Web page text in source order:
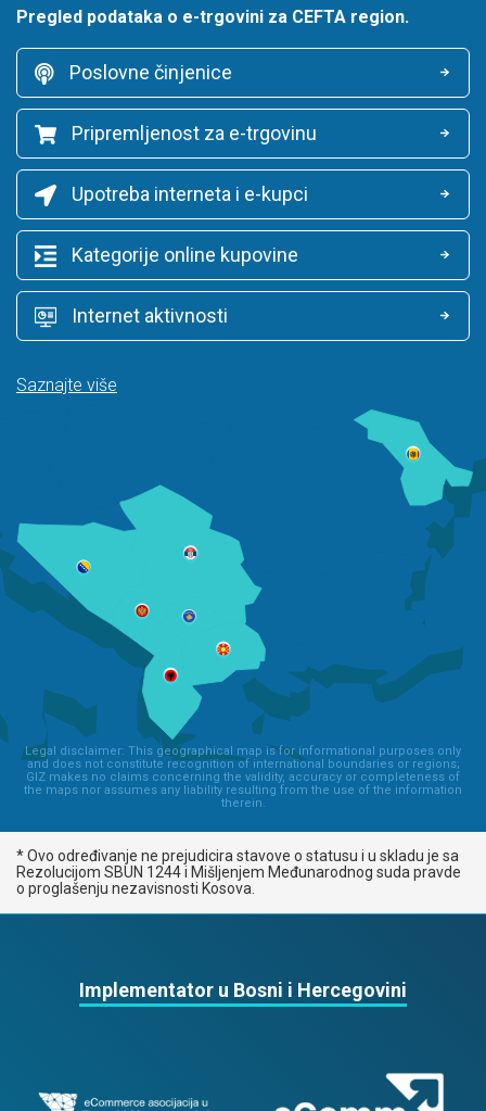
Legal disclaimer: This geographical map is for informational purposes only
and does not constitute recognition of international boundaries or regions;
GIZ makes no claims concerning the validity, accuracy or completeness of
the maps nor assumes any liability resulting from the use of the information
therein.
Pregled podataka o e-trgovini za CEFTA region.
Poslovne činjenice
Pripremljenost za e-trgovinu
Upotreba interneta i e-kupci
Kategorije online kupovine
Internet aktivnosti
Saznajte više
* Ovo određivanje ne prejudicira stavove o statusu i u skladu je sa
Rezolucijom SBUN 1244 i Mišljenjem Međunarodnog suda pravde
o proglašenju nezavisnosti Kosova.
Implementator u Bosni i Hercegovini